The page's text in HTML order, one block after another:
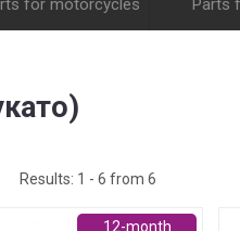
for motorcycles Parts
Results: 1 - 6 from 6
12-month